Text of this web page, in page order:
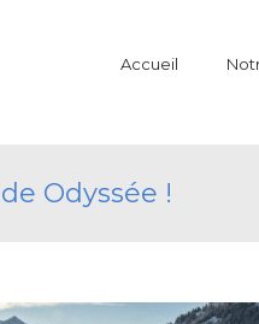
Accueil
Odyssée !